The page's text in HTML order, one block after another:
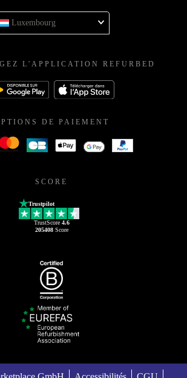
Luxembourg
L'APPLICATION REFURBED
DE PAIEMENT
SCORE
Trustpilot
TrustScore 4.6
205408Score